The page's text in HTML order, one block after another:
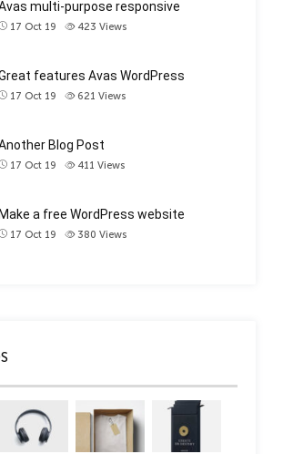
multi-purpose responsive
17 Oct 19 423 Views
features Avas WordPress
17 Oct 19 621 Views
Blog Post
17 Oct 19 411 Views
Make a free WordPress website
17 Oct 19 380 Views